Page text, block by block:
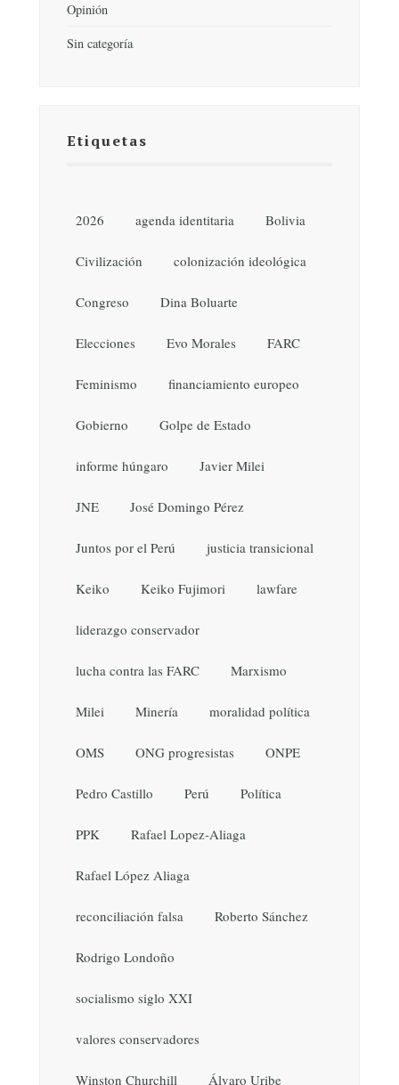
Opinión
Sin categoría
Etiquetas
2026 agenda identitaria Bolivia
Civilización colonización ideológica
Congreso Dina Boluarte
Elecciones Evo Morales FARC
Feminismo financiamiento europeo
Gobierno Golpe de Estado
informe húngaro Javier Milei
JNE José Domingo Pérez
Juntos por el Perú justicia transicional
Keiko Keiko Fujimori lawfare
liderazgo conservador
lucha contra las FARC Marxismo
Milei Minería moralidad política
OMS ONG progresistas ONPE
Pedro Castillo Perú Política
PPK Rafael Lopez-Aliaga
Rafael López Aliaga
reconciliación falsa Roberto Sánchez
Rodrigo Londoño
socialismo siglo XXI
valores conservadores
Winston Churchill Álvaro Uribe